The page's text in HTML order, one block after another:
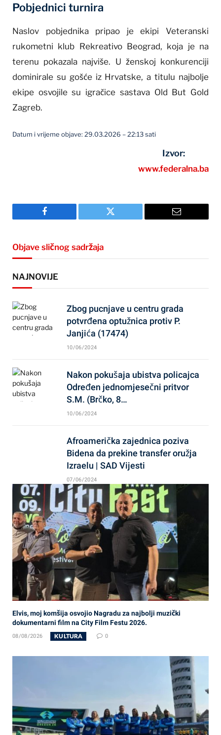
Pobjednici turnira
Naslov pobjednika pripao je ekipi Veteranski
rukometni klub Rekreativo Beograd, koja je na
terenu pokazala najviše. U ženskoj konkurenciji
dominirale su gošće iz Hrvatske, a titulu najbolje
ekipe osvojile su igračice sastava Old But Gold
Zagreb.
Datum i vrijeme objave: 29.03.2026 – 22:13 sati
Izvor:
www.federalna.ba
Facebook Twitter Email
Objave sličnog sadržaja
NAJNOVIJE
Zbog pucnjave u centru grada
potvrđena optužnica protiv P.
Janjića (17474)
10/06/2024
Nakon pokušaja ubistva policajca
Određen jednomjesečni pritvor
S.M. (Brčko, 8…
10/06/2024
Afroamerička zajednica poziva
Bidena da prekine transfer oružja
Izraelu | SAD Vijesti
07/06/2024
Elvis, moj komšija osvojio Nagradu za najbolji muzički
dokumentarni film na City Film Festu 2026.
08/08/2026 KULTURA 0